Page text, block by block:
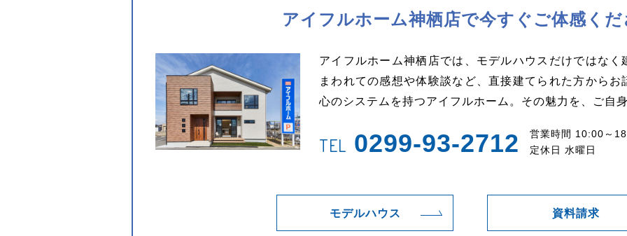
アイフルホーム神栖店で今すぐご体感くだ
アイフルホーム神栖店では、モデルハウスだけではな
まわれての感想や体験談など、直接建てられた方から
心のシステムを持つアイフルホーム。その魅力を、ご自
TEL 0299-93-2712
営業時間 10:00～
定休日 水曜日
モデルハウス 資料請求